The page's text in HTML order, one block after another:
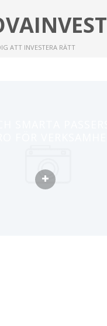
ATT INVESTERA RÄTT